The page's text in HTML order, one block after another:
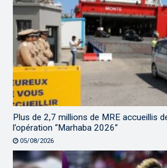
Plus de 2,7 millions de MRE accueillis
l’opération “Marhaba 2026”
05/08/2026